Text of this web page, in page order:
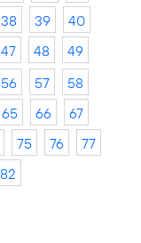
38 39
40
47 48
49
56 57
58
65 66
67
75 76
77
82